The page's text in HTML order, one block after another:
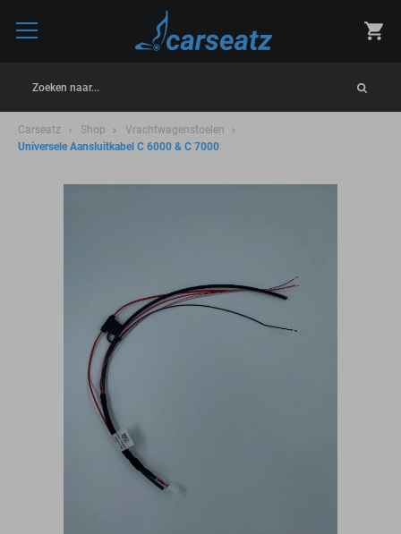
Zoeken naar...
Carseatz Shop
Vrachtwagenstoelen
Universele Aansluitkabel C 6000 & C 7000